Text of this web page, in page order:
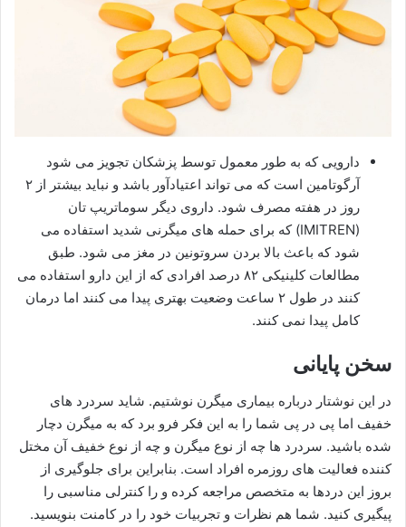
دارویی که به طور معمول توسط پزشکان تجویز می شود
آرگوتامین است که می تواند اعتیادآور باشد و نباید بیشتر از ۲
روز در هفته مصرف شود. داروی دیگر سوماتریپ تان
(IMITREN) که برای حمله های میگرنی شدید استفاده می
شود که باعث بالا بردن سروتونین در مغز می شود. طبق
مطالعات کلینیکی ۸۲ درصد افرادی که از این دارو استفاده می
کنند در طول ۲ ساعت وضعیت بهتری پیدا می کنند اما درمان
کامل پیدا نمی کنند.
سخن پایانی
در این نوشتار درباره بیماری میگرن نوشتیم. شاید سردرد های
خفیف اما پی در پی شما را به این فکر فرو برد که به میگرن دچار
شده باشید. سردرد ها چه از نوع میگرن و چه از نوع خفیف آن مختل
کننده فعالیت های روزمره افراد است. بنابراین برای جلوگیری از
بروز این دردها به متخصص مراجعه کرده و را کنترلی مناسبی را
پیگیری کنید. شما هم نظرات و تجربیات خود را در کامنت بنویسید.